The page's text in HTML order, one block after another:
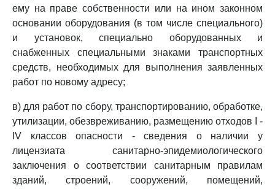
ему на праве собственности или на ином законном
основании оборудования (в том числе специального)
и установок, специально оборудованных и
снабженных специальными знаками транспортных
средств, необходимых для выполнения заявленных
работ по новому адресу;
в) для работ по сбору, транспортированию, обработке,
утилизации, обезвреживанию, размещению отходов I -
IV классов опасности - сведения о наличии у
лицензиата санитарно-эпидемиологического
заключения о соответствии санитарным правилам
зданий, строений, сооружений, помещений,